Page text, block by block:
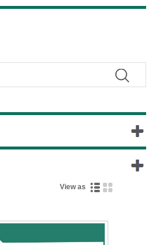
View as